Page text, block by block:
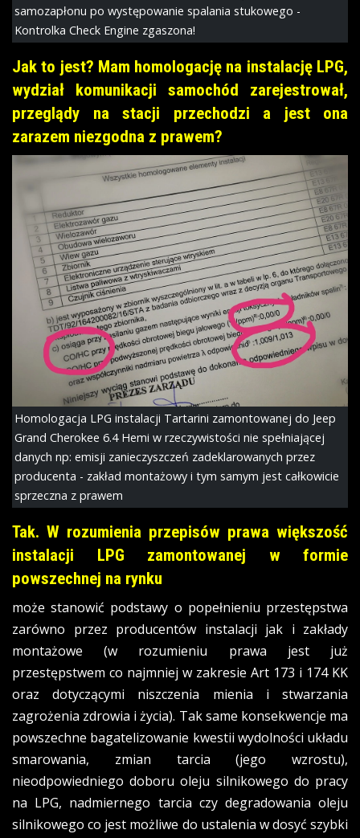
samozapłonu po występowanie spalania stukowego -
Kontrolka Check Engine zgaszona!
Jak to jest? Mam homologację na instalację LPG,
wydział komunikacji samochód zarejestrował,
przeglądy na stacji przechodzi a jest ona
zarazem niezgodna z prawem?
Homologacja LPG instalacji Tartarini zamontowanej do Jeep
Grand Cherokee 6.4 Hemi w rzeczywistości nie spełniającej
danych np: emisji zanieczyszczeń zadeklarowanych przez
producenta - zakład montażowy i tym samym jest całkowicie
sprzeczna z prawem
Tak. W rozumienia przepisów prawa większość
instalacji LPG zamontowanej w formie
powszechnej na rynku
może stanowić podstawy o popełnieniu przestępstwa
zarówno przez producentów instalacji jak i zakłady
montażowe (w rozumieniu prawa jest już
przestępstwem co najmniej w zakresie Art 173 i 174 KK
oraz dotyczącymi niszczenia mienia i stwarzania
zagrożenia zdrowia i życia). Tak same konsekwencje ma
powszechne bagatelizowanie kwestii wydolności układu
smarowania, zmian tarcia (jego wzrostu),
nieodpowiedniego doboru oleju silnikowego do pracy
na LPG, nadmiernego tarcia czy degradowania oleju
silnikowego co jest możliwe do ustalenia w dosyć szybki